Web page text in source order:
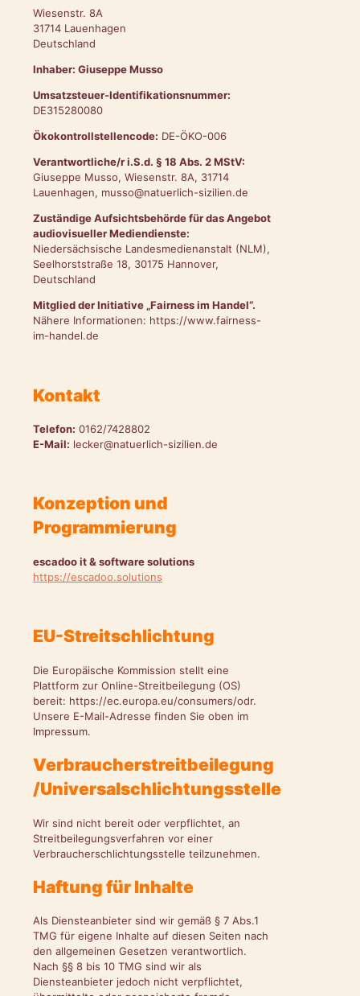
Wiesenstr. 8A
31714 Lauenhagen
Deutschland
Inhaber: Giuseppe Musso
Umsatzsteuer-Identifikationsnummer:
DE315280080
Ökokontrollstellencode: DE-ÖKO-006
Verantwortliche/r i.S.d. § 18 Abs. 2 MStV:
Giuseppe Musso, Wiesenstr. 8A, 31714
Lauenhagen, musso@natuerlich-sizilien.de
Zuständige Aufsichtsbehörde für das Angebot
audiovisueller Mediendienste:
Niedersächsische Landesmedienanstalt (NLM),
Seelhorststraße 18, 30175 Hannover,
Deutschland
Mitglied der Initiative „Fairness im Handel“.
Nähere Informationen: https://www.fairness-
im-handel.de
Kontakt
Telefon: 0162/7428802
E-Mail: lecker@natuerlich-sizilien.de
Konzeption und
Programmierung
escadoo it & software solutions
https://escadoo.solutions
EU-Streitschlichtung
Die Europäische Kommission stellt eine
Plattform zur Online-Streitbeilegung (OS)
bereit: https://ec.europa.eu/consumers/odr.
Unsere E-Mail-Adresse finden Sie oben im
Impressum.
Verbraucherstreitbeilegung
/Universalschlichtungsstelle
Wir sind nicht bereit oder verpflichtet, an
Streitbeilegungsverfahren vor einer
Verbraucherschlichtungsstelle teilzunehmen.
Haftung für Inhalte
Als Diensteanbieter sind wir gemäß § 7 Abs.1
TMG für eigene Inhalte auf diesen Seiten nach
den allgemeinen Gesetzen verantwortlich.
Nach §§ 8 bis 10 TMG sind wir als
Diensteanbieter jedoch nicht verpflichtet,